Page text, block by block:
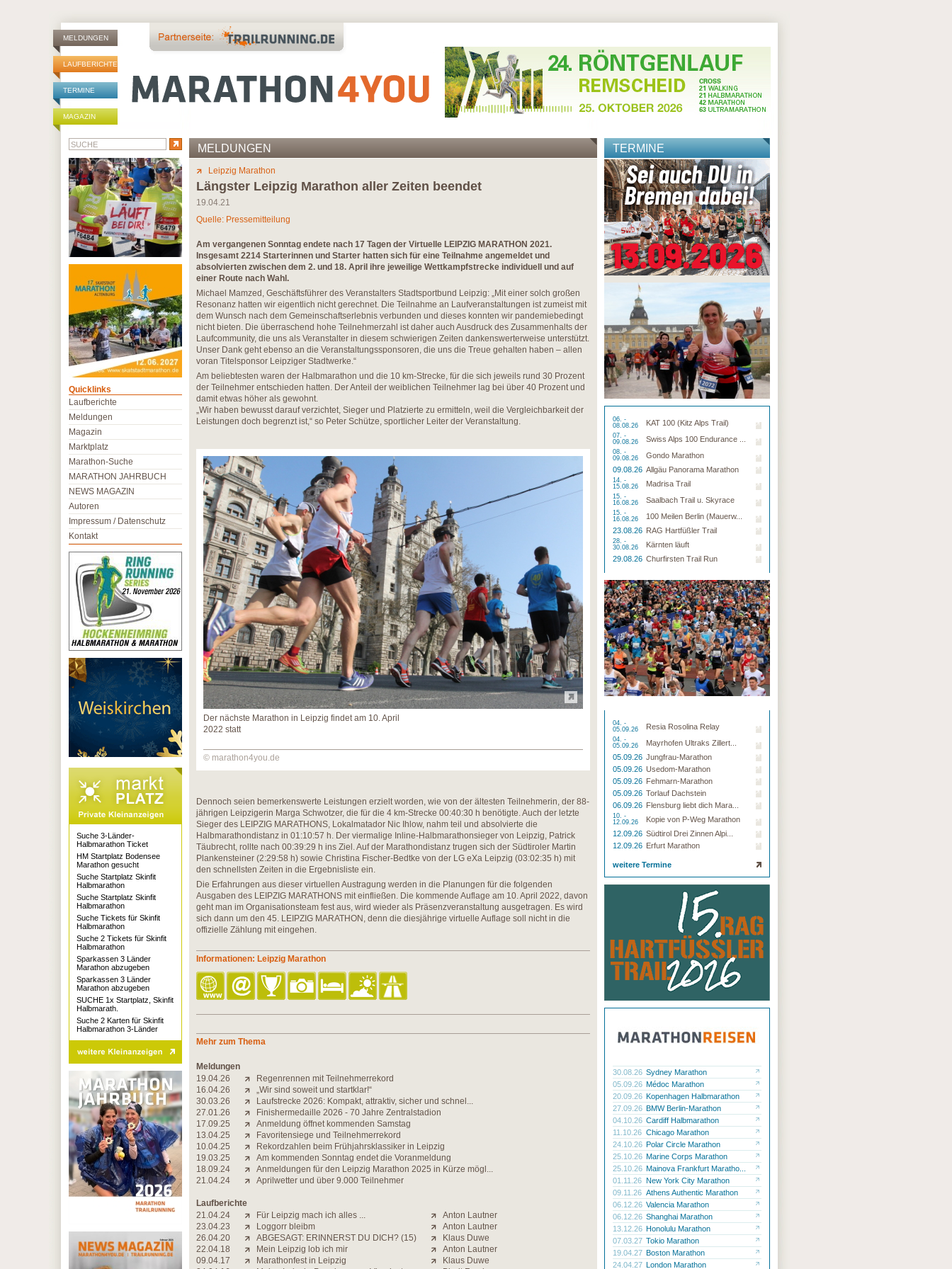
MELDUNGEN
LAUFBERICHTE
TERMINE
MAGAZIN
MELDUNGEN
Leipzig Marathon
Längster Leipzig Marathon aller Zeiten beendet
19.04.21
Quelle: Pressemitteilung
Am vergangenen Sonntag endete nach 17 Tagen der Virtuelle LEIPZIG MARATHON 2021.
Insgesamt 2214 Starterinnen und Starter hatten sich für eine Teilnahme angemeldet und
absolvierten zwischen dem 2. und 18. April ihre jeweilige Wettkampfstrecke individuell und auf
einer Route nach Wahl.
Michael Mamzed, Geschäftsführer des Veranstalters Stadtsportbund Leipzig: „Mit einer solch großen
Resonanz hatten wir eigentlich nicht gerechnet. Die Teilnahme an Laufveranstaltungen ist zumeist mit
dem Wunsch nach dem Gemeinschaftserlebnis verbunden und dieses konnten wir pandemiebedingt
nicht bieten. Die überraschend hohe Teilnehmerzahl ist daher auch Ausdruck des Zusammenhalts der
Laufcommunity, die uns als Veranstalter in diesem schwierigen Zeiten dankenswerterweise unterstützt.
Unser Dank geht ebenso an die Veranstaltungssponsoren, die uns die Treue gehalten haben – allen
voran Titelsponsor Leipziger Stadtwerke.“
Am beliebtesten waren der Halbmarathon und die 10 km-Strecke, für die sich jeweils rund 30 Prozent
der Teilnehmer entschieden hatten. Der Anteil der weiblichen Teilnehmer lag bei über 40 Prozent und
damit etwas höher als gewohnt.
„Wir haben bewusst darauf verzichtet, Sieger und Platzierte zu ermitteln, weil die Vergleichbarkeit der
Leistungen doch begrenzt ist,“ so Peter Schütze, sportlicher Leiter der Veranstaltung.
Der nächste Marathon in Leipzig findet am 10. April
2022 statt
© marathon4you.de
Dennoch seien bemerkenswerte Leistungen erzielt worden, wie von der ältesten Teilnehmerin, der 88-
jährigen Leipzigerin Marga Schwotzer, die für die 4 km-Strecke 00:40:30 h benötigte. Auch der letzte
Sieger des LEIPZIG MARATHONS, Lokalmatador Nic Ihlow, nahm teil und absolvierte die
Halbmarathondistanz in 01:10:57 h. Der viermalige Inline-Halbmarathonsieger von Leipzig, Patrick
Täubrecht, rollte nach 00:39:29 h ins Ziel. Auf der Marathondistanz trugen sich der Südtiroler Martin
Plankensteiner (2:29:58 h) sowie Christina Fischer-Bedtke von der LG eXa Leipzig (03:02:35 h) mit
den schnellsten Zeiten in die Ergebnisliste ein.
Die Erfahrungen aus dieser virtuellen Austragung werden in die Planungen für die folgenden
Ausgaben des LEIPZIG MARATHONS mit einfließen. Die kommende Auflage am 10. April 2022, davon
geht man im Organisationsteam fest aus, wird wieder als Präsenzveranstaltung ausgetragen. Es wird
sich dann um den 45. LEIPZIG MARATHON, denn die diesjährige virtuelle Auflage soll nicht in die
offizielle Zählung mit eingehen.
Informationen: Leipzig Marathon
Mehr zum Thema
Meldungen
19.04.26
Regenrennen mit Teilnehmerrekord
16.04.26
„Wir sind soweit und startklar!“
30.03.26
Laufstrecke 2026: Kompakt, attraktiv, sicher und schnel...
27.01.26
Finishermedaille 2026 - 70 Jahre Zentralstadion
17.09.25
Anmeldung öffnet kommenden Samstag
13.04.25
Favoritensiege und Teilnehmerrekord
10.04.25
Rekordzahlen beim Frühjahrsklassiker in Leipzig
19.03.25
Am kommenden Sonntag endet die Voranmeldung
18.09.24
Anmeldungen für den Leipzig Marathon 2025 in Kürze mögl...
21.04.24
Aprilwetter und über 9.000 Teilnehmer
Laufberichte
21.04.24
Für Leipzig mach ich alles ...
Anton Lautner
23.04.23
Loggorr bleibm
Anton Lautner
26.04.20
ABGESAGT: ERINNERST DU DICH? (15)
Klaus Duwe
22.04.18
Mein Leipzig lob ich mir
Anton Lautner
09.04.17
Marathonfest in Leipzig
Klaus Duwe
TERMINE
06. -
08.08.26
KAT 100 (Kitz Alps Trail)
07. -
09.08.26
Swiss Alps 100 Endurance ...
08. -
09.08.26
Gondo Marathon
09.08.26 Allgäu Panorama Marathon
14. -
15.08.26
Madrisa Trail
15. -
16.08.26
Saalbach Trail u. Skyrace
15. -
16.08.26
100 Meilen Berlin (Mauerw...
23.08.26 RAG Hartfüßler Trail
28. -
30.08.26
Kärnten läuft
29.08.26 Churfirsten Trail Run
04. -
05.09.26
Resia Rosolina Relay
04. -
05.09.26
Mayrhofen Ultraks Zillert...
05.09.26 Jungfrau-Marathon
05.09.26 Usedom-Marathon
05.09.26 Fehmarn-Marathon
05.09.26 Torlauf Dachstein
06.09.26 Flensburg liebt dich Mara...
10. -
12.09.26
Kopie von P-Weg Marathon
12.09.26 Südtirol Drei Zinnen Alpi...
12.09.26 Erfurt Marathon
weitere Termine
30.08.26 Sydney Marathon
05.09.26 Médoc Marathon
20.09.26 Kopenhagen Halbmarathon
27.09.26 BMW Berlin-Marathon
04.10.26 Cardiff Halbmarathon
11.10.26 Chicago Marathon
24.10.26 Polar Circle Marathon
25.10.26 Marine Corps Marathon
25.10.26 Mainova Frankfurt Maratho...
01.11.26 New York City Marathon
09.11.26 Athens Authentic Marathon
06.12.26 Valencia Marathon
06.12.26 Shanghai Marathon
13.12.26 Honolulu Marathon
07.03.27 Tokio Marathon
19.04.27 Boston Marathon
24.04.27 London Marathon
Quicklinks
Laufberichte
Meldungen
Magazin
Marktplatz
Marathon-Suche
MARATHON JAHRBUCH
NEWS MAGAZIN
Autoren
Impressum / Datenschutz
Kontakt
Suche 3-Länder-
Halbmarathon Ticket
HM Startplatz Bodensee
Marathon gesucht
Suche Startplatz Skinfit
Halbmarathon
Suche Startplatz Skinfit
Halbmarathon
Suche Tickets für Skinfit
Halbmarathon
Suche 2 Tickets für Skinfit
Halbmarathon
Sparkassen 3 Länder
Marathon abzugeben
Sparkassen 3 Länder
Marathon abzugeben
SUCHE 1x Startplatz, Skinfit
Halbmarath.
Suche 2 Karten für Skinfit
Halbmarathon 3-Länder